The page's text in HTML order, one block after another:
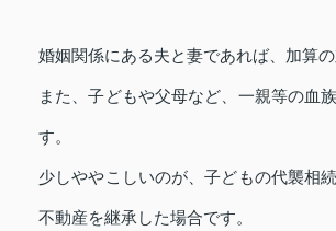
婚姻関係にある夫と妻であれば、加算の
また、子どもや父母など、一親等の血
す。
少しややこしいのが、子どもの代襲相
不動産を継承した場合です。